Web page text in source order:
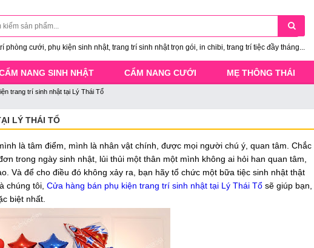
phòng cưới, phụ kiện sinh nhật, trang trí sinh nhật trọn gói, in chibi, trang trí tiệc đầy tháng...
NANG SINH NHẬT CẨM NANG CƯỚI MẸ THÔNG THÁI
trang trí sinh nhật tại Lý Thái Tổ
LÝ THÁI TỔ
là tâm điểm, mình là nhân vật chính, được mọi người chú ý, quan tâm. Chắc
trong ngày sinh nhật, lủi thủi một thân một mình không ai hỏi han quan tâm,
Và để cho điều đó không xảy ra, bạn hãy tổ chức một bữa tiệc sinh nhật thật
chúng tôi, Cửa hàng bán phụ kiện trang trí sinh nhật tại Lý Thái Tổ sẽ giúp bạn,
biệt nhất.